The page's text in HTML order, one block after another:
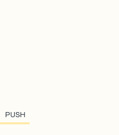
PUSH